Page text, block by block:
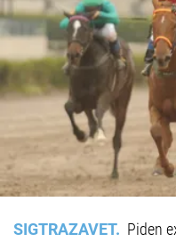
SIGTRAZAVET
Piden